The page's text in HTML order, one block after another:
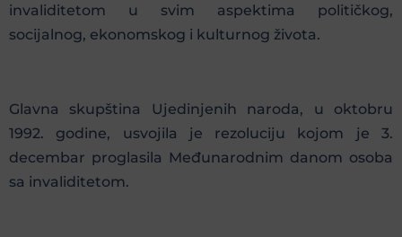
invaliditetom u svim aspektima političkog,
socijalnog, ekonomskog i kulturnog života.
Glavna skupština Ujedinjenih naroda, u oktobru
1992. godine, usvojila je rezoluciju kojom je 3.
decembar proglasila Međunarodnim danom osoba
sa invaliditetom.